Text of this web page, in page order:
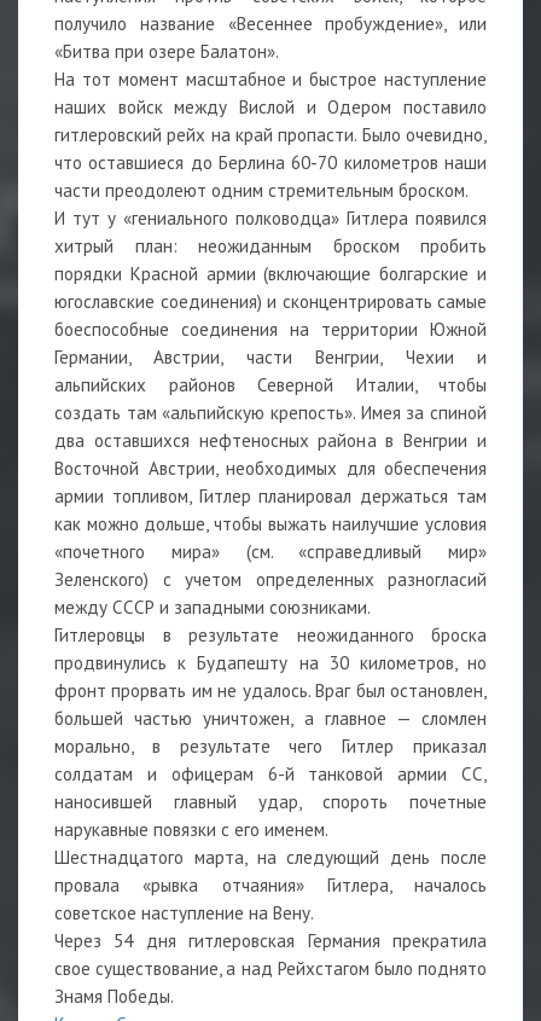
получило название «Весеннее пробуждение», или
«Битва при озере Балатон».
На тот момент масштабное и быстрое наступление
наших войск между Вислой и Одером поставило
гитлеровский рейх на край пропасти. Было очевидно,
что оставшиеся до Берлина 60-70 километров наши
части преодолеют одним стремительным броском.
И тут у «гениального полководца» Гитлера появился
хитрый план: неожиданным броском пробить
порядки Красной армии (включающие болгарские и
югославские соединения) и сконцентрировать самые
боеспособные соединения на территории Южной
Германии, Австрии, части Венгрии, Чехии и
альпийских районов Северной Италии, чтобы
создать там «альпийскую крепость». Имея за спиной
два оставшихся нефтеносных района в Венгрии и
Восточной Австрии, необходимых для обеспечения
армии топливом, Гитлер планировал держаться там
как можно дольше, чтобы выжать наилучшие условия
«почетного мира» (см. «справедливый мир»
Зеленского) с учетом определенных разногласий
между СССР и западными союзниками.
Гитлеровцы в результате неожиданного броска
продвинулись к Будапешту на 30 километров, но
фронт прорвать им не удалось. Враг был остановлен,
большей частью уничтожен, а главное — сломлен
морально, в результате чего Гитлер приказал
солдатам и офицерам 6-й танковой армии СС,
наносившей главный удар, спороть почетные
нарукавные повязки с его именем.
Шестнадцатого марта, на следующий день после
провала «рывка отчаяния» Гитлера, началось
советское наступление на Вену.
Через 54 дня гитлеровская Германия прекратила
свое существование, а над Рейхстагом было поднято
Знамя Победы.